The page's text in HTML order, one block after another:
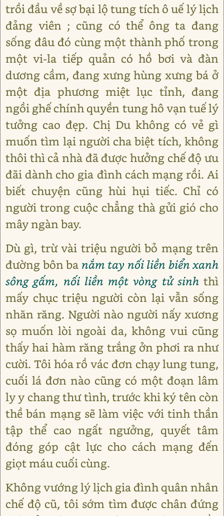
trồi đầu về sợ bại lộ tung tích ô uế lý lịch
đảng viên ; cũng có thể ông ta đang
sống đâu đó cùng một thành phố trong
một vi-la tiếp quản có hồ bơi và đàn
dương cầm, đang xưng hùng xưng bá ở
một địa phương miệt lục tỉnh, đang
ngồi ghế chính quyền tung hô vạn tuế lý
tưởng cao đẹp. Chị Du không có vẻ gì
muốn tìm lại người cha biệt tích, không
thôi thì cả nhà đã được hưởng chế độ ưu
đãi dành cho gia đình cách mạng rồi. Ai
biết chuyện cũng hùi hụi tiếc. Chỉ có
người trong cuộc chẳng thà gửi gió cho
mây ngàn bay.
Dù gì, trừ vài triệu người bỏ mạng trên
đường bôn ba nắm tay nối liền biển xanh
sông gấm, nối liền một vòng tử sinhthì
mấy chục triệu người còn lại vẫn sống
nhăn răng. Người nào người nấy xương
sọ muốn lòi ngoài da, không vui cũng
thấy hai hàm răng trắng ởn phơi ra như
cười. Tôi hóa rồ vác đơn chạy lung tung,
cuối lá đơn nào cũng có một đoạn lâm
ly y chang thư tình, trước khi ký tên còn
thề bán mạng sẽ làm việc với tinh thần
tập thể cao ngất ngưởng, quyết tâm
đóng góp cật lực cho cách mạng đến
giọt máu cuối cùng.
Không vướng lý lịch gia đình quân nhân
chế độ cũ, tôi sớm tìm được chân đứng